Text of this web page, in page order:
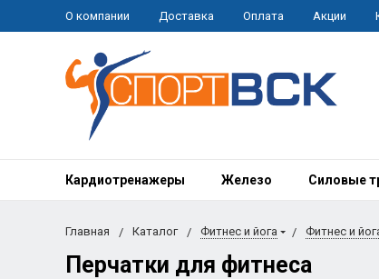
О компании Доставка Оплата Акции
Кардиотренажеры Железо Силовые
Главная Каталог Фитнес и йога Фитнес и
Перчатки для фитнеса